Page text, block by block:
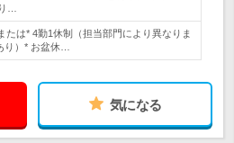
…
たは* 4勤1休制（担当部門により異なりま
）* お盆休…
気になる